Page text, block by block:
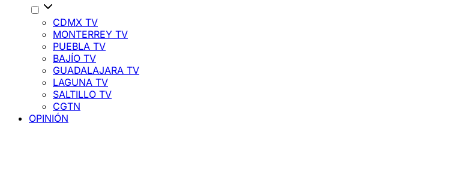
CDMX TV
MONTERREY TV
PUEBLA TV
BAJÍO TV
GUADALAJARA TV
LAGUNA TV
SALTILLO TV
CGTN
OPINIÓN